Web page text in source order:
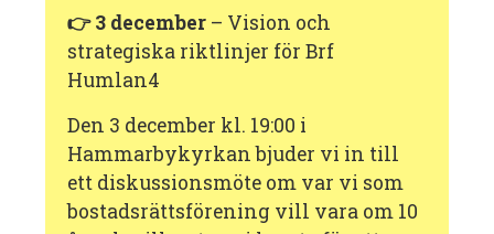
👉 3 december – Vision och
strategiska riktlinjer för Brf
Humlan4
Den 3 december kl. 19:00 i
Hammarbykyrkan bjuder vi in till
ett diskussionsmöte om var vi som
bostadsrättsförening vill vara om 10